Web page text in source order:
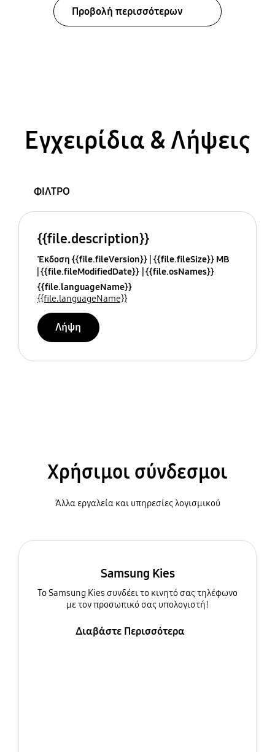
Προβολή περισσότερων
Εγχειρίδια & Λήψεις
ΦΙΛΤΡΟ
{{file.description}}
Έκδοση {{file.fileVersion}} {{file.fileSize}} MB
{{file.fileModifiedDate}} {{file.osNames}}
{{file.languageName}}
{{file.languageName}}
Λήψη
Χρήσιμοι σύνδεσμοι
Άλλα εργαλεία και υπηρεσίες λογισμικού
Samsung Kies
To Samsung Kies συνδέει το κινητό σας τηλέφωνο
με τον προσωπικό σας υπολογιστή!
Διαβάστε Περισσότερα